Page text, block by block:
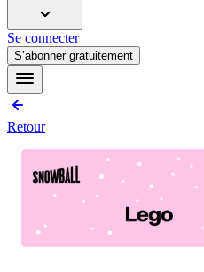
Se connecter
S’abonner gratuitement
Retour